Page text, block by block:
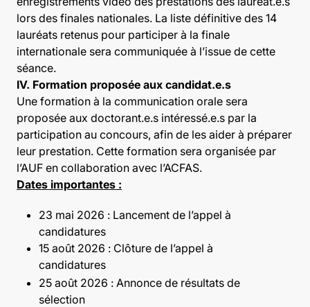
lors des finales nationales. La liste définitive des 14
lauréats retenus pour participer à la finale
internationale sera communiquée à l’issue de cette
séance.
IV. Formation proposée aux candidat.e.s
Une formation à la communication orale sera
proposée aux doctorant.e.s intéressé.e.s par la
participation au concours, afin de les aider à préparer
leur prestation. Cette formation sera organisée par
l’AUF en collaboration avec l’ACFAS.
Dates importantes :
23 mai 2026 : Lancement de l’appel à
candidatures
15 août 2026 : Clôture de l’appel à
candidatures
25 août 2026 : Annonce de résultats de
sélection